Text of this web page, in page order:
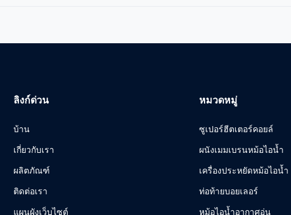
ลิงก์ด่วน
บ้าน
เกี่ยวกับเรา
ผลิตภัณฑ์
ติดต่อเรา
แผนผังเว็บไซต์
หมวดหมู่
ซูเปอร์ฮีตเตอร์คอยล์
ผนังเมมเบรนหม้อไอน้ำ
เครื่องประหยัดหม้อไอน้ำ
ท่อท้ายบอยเลอร์
หม้อไอน้ำอากาศอุ่น